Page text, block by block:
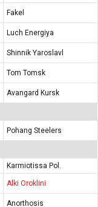
Fakel
Luch Energiya
Shinnik Yaroslavl
Tom Tomsk
Avangard Kursk
Pohang Steelers
Karmiotissa Pol.
Alki Oroklini
Anorthosis